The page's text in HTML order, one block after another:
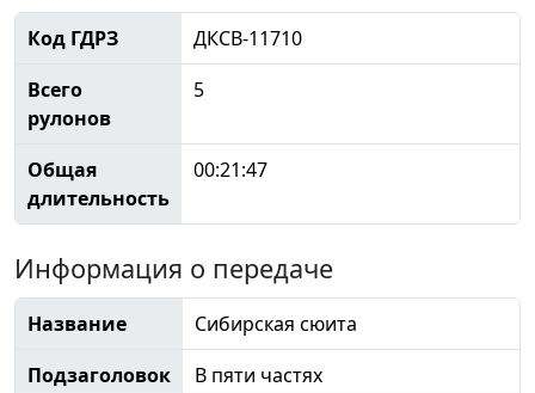
Код ГДРЗ
ДКСВ-11710
Всего
рулонов
5
Общая
длительность
00:21:47
Информация о передаче
Название
Сибирская сюита
Подзаголовок
В пяти частях